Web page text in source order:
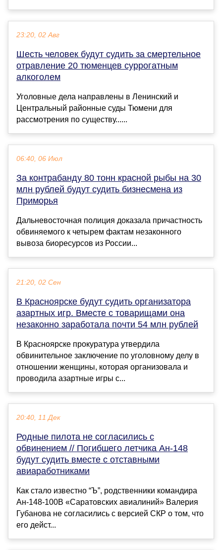
23:20, 02 Авг
Шесть человек будут судить за смертельное
отравление 20 тюменцев суррогатным
алкоголем
Уголовные дела направлены в Ленинский и
Центральный районные суды Тюмени для
рассмотрения по существу......
06:40, 06 Июл
За контрабанду 80 тонн красной рыбы на 30
млн рублей будут судить бизнесмена из
Приморья
Дальневосточная полиция доказала причастность
обвиняемого к четырем фактам незаконного
вывоза биоресурсов из России...
21:20, 02 Сен
В Красноярске будут судить организатора
азартных игр. Вместе с товарищами она
незаконно заработала почти 54 млн рублей
В Красноярске прокуратура утвердила
обвинительное заключение по уголовному делу в
отношении женщины, которая организовала и
проводила азартные игры с...
20:40, 11 Дек
Родные пилота не согласились с
обвинением // Погибшего летчика Ан-148
будут судить вместе с отставными
авиаработниками
Как стало известно “Ъ”, родственники командира
Ан-148-100В «Саратовских авиалиний» Валерия
Губанова не согласились с версией СКР о том, что
его дейст...